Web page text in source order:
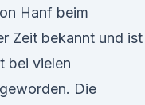
Hanf beim
Zeit bekannt und ist
bei vielen
Die